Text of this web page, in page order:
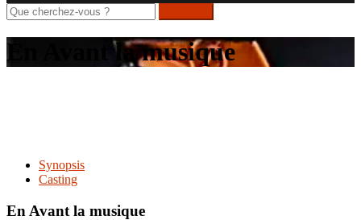
Rechercher
sur
le
En Avant la musique
Synopsis
Casting
En Avant la musique